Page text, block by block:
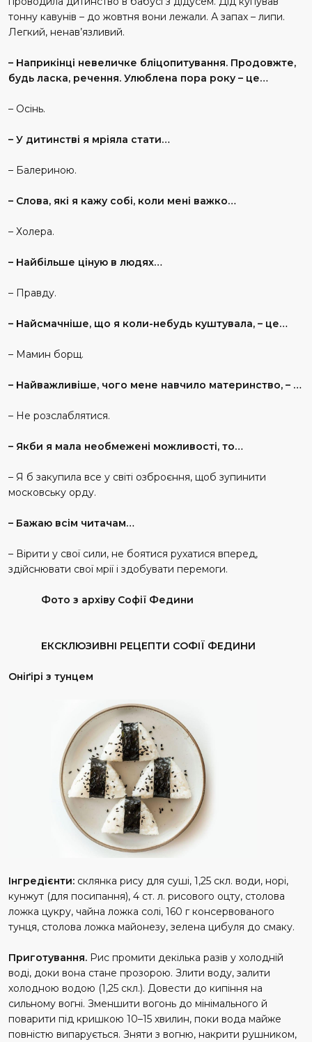
тонну кавунів – до жовтня вони лежали. А запах – липи.
Легкий, ненав’язливий.
– Наприкінці невеличке бліцопитування. Продовжте,
будь ласка, речення. Улюблена пора року – це…
– Осінь.
– У дитинстві я мріяла стати…
– Балериною.
– Слова, які я кажу собі, коли мені важко…
– Холера.
– Найбільше ціную в людях…
– Правду.
– Найсмачніше, що я коли-небудь куштувала, – це…
– Мамин борщ.
– Найважливіше, чого мене навчило материнство, – …
– Не розслаблятися.
– Якби я мала необмежені можливості, то…
– Я б закупила все у світі озброєння, щоб зупинити
московську орду.
– Бажаю всім читачам…
– Вірити у свої сили, не боятися рухатися вперед,
здійснювати свої мрії і здобувати перемоги.
Фото з архіву Софії Федини
ЕКСКЛЮЗИВНІ РЕЦЕПТИ СОФІЇ ФЕДИНИ
Оніґірі з тунцем
Інгредієнти: склянка рису для суші, 1,25 скл. води, норі,
кунжут (для посипання), 4 ст. л. рисового оцту, столова
ложка цукру, чайна ложка солі, 160 г консервованого
тунця, столова ложка майонезу, зелена цибуля до смаку.
Приготування. Рис промити декілька разів у холодній
воді, доки вона стане прозорою. Злити воду, залити
холодною водою (1,25 скл.). Довести до кипіння на
сильному вогні. Зменшити вогонь до мінімального й
поварити під кришкою 10–15 хвилин, поки вода майже
повністю випарується. Зняти з вогню, накрити рушником,